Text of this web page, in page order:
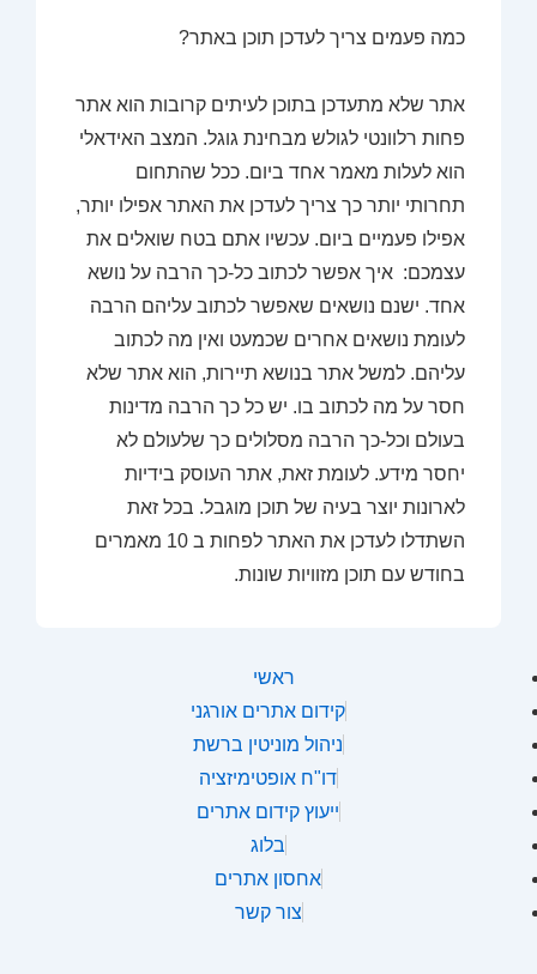
כמה פעמים צריך לעדכן תוכן באתר?
אתר שלא מתעדכן בתוכן לעיתים קרובות הוא אתר
פחות רלוונטי לגולש מבחינת גוגל. המצב האידאלי
הוא לעלות מאמר אחד ביום. ככל שהתחום
תחרותי יותר כך צריך לעדכן את האתר אפילו יותר,
אפילו פעמיים ביום. עכשיו אתם בטח שואלים את
עצמכם: איך אפשר לכתוב כל-כך הרבה על נושא
אחד. ישנם נושאים שאפשר לכתוב עליהם הרבה
לעומת נושאים אחרים שכמעט ואין מה לכתוב
עליהם. למשל אתר בנושא תיירות, הוא אתר שלא
חסר על מה לכתוב בו. יש כל כך הרבה מדינות
בעולם וכל-כך הרבה מסלולים כך שלעולם לא
יחסר מידע. לעומת זאת, אתר העוסק בידיות
לארונות יוצר בעיה של תוכן מוגבל. בכל זאת
השתדלו לעדכן את האתר לפחות ב 10 מאמרים
בחודש עם תוכן מזוויות שונות.
ראשי
קידום אתרים אורגני
ניהול מוניטין ברשת
דו"ח אופטימיזציה
ייעוץ קידום אתרים
בלוג
אחסון אתרים
צור קשר